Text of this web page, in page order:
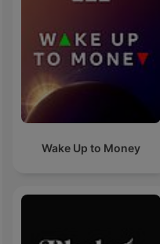
Wake Up to Money